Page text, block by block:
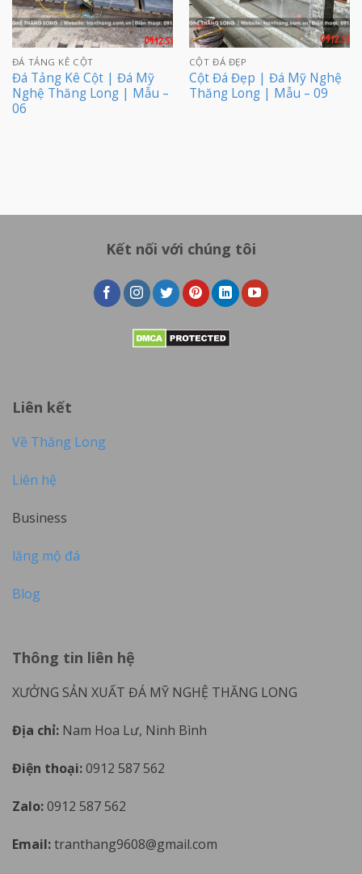
ĐÁ TẢNG KÊ CỘT
Đá Tảng Kê Cột | Đá Mỹ
Nghệ Thăng Long | Mẫu –
06
CỘT ĐÁ ĐẸP
Cột Đá Đẹp | Đá Mỹ Nghệ
Thăng Long | Mẫu – 09
Kết nối với chúng tôi
Liên kết
Về Thăng Long
Liên hệ
Business
lăng mộ đá
Blog
Thông tin liên hệ
XƯỞNG SẢN XUẤT ĐÁ MỸ NGHỆ THĂNG LONG
Địa chỉ: Nam Hoa Lư, Ninh Bình
Điện thoại:0912 587 562
Zalo:0912 587 562
Email:tranthang9608@gmail.com